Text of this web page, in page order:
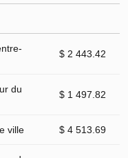
$ 2 443.42
du
$ 1 497.82
ville $ 4 513.69